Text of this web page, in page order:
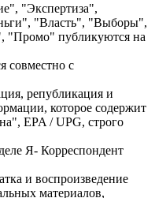
"Экспертиза",
"Власть", "Выборы",
"Промо" публикуются на
совместно с
републикация и
которое содержит
EPA / UPG, строго
Я- Корреспондент
и воспроизведение
материалов,